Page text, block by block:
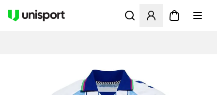
Åbner en Modal til at